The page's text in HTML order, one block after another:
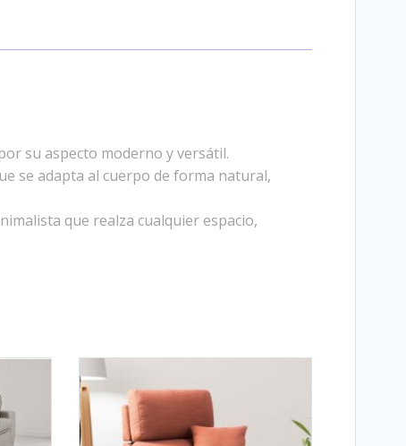
su aspecto moderno y versátil.
se adapta al cuerpo de forma natural,
que realza cualquier espacio,